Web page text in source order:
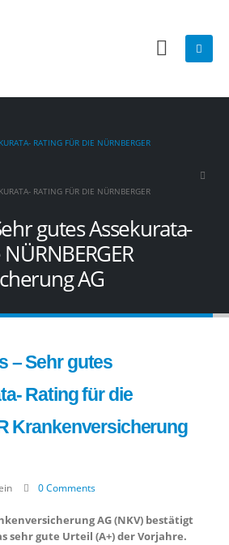
RATING FÜR DIE NÜRNBERGER
RATING FÜR DIE NÜRNBERGER
gutes Assekurata-
AG
– Sehr gutes
Rating für die
Krankenversicherung
0 Comments
AG (NKV) bestätigt
sehr gute Urteil (A+) der Vorjahre.